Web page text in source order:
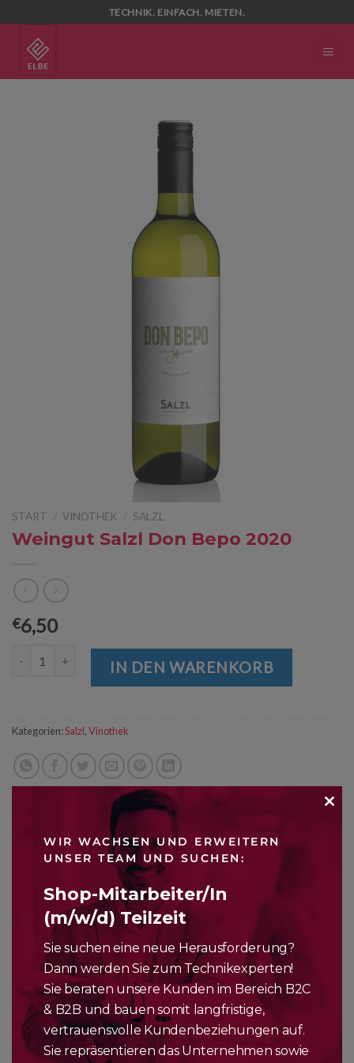
to
content
TECHNIK. EINFACH. MIETEN.
START / VINOTHEK / SALZL
Weingut Salzl Don Bepo 2020
€6,50
Weingut Salzl Don Bepo 2020 Menge
IN DEN WARENKORB
Kategorien:Salzl,Vinothek
BESCHREIBUNG
Frische, strahlend grünlich-gelbe Farbe; Herrlich fruchtig-
frische Nase nach grünem Apfel, Stachelbeeren, etwas
Maracuja, Grapefruit, Holunderblüten, an Erdbeer-Himbeer-
Sorbet erinnernd, feine Würze im Hintergrund; Am Gaumen
knackige Säure, frische Mineralik, animierendes Spiel,
fruchtige exotische Noten, Fruchtlimonade, schmeichelndes
Bouquet, fester Kern mit zarter Fruchtsüße und feiner
Kräuterwürze; Don Bepo ist ein hervorragender Begleiter zu
allen leichten Speisen, Fisch und hellen Fleischgerichten. Ein
WIR WACHSEN UND ERWEITERN
UNSER TEAM UND SUCHEN:
Shop-Mitarbeiter/In
(m/w/d) Teilzeit
Sie suchen eine neue Herausforderung?
Dann werden Sie zum Technikexperten!
Sie beraten unsere Kunden im Bereich B2C
& B2B und bauen somit langfristige,
vertrauensvolle Kundenbeziehungen auf.
Sie repräsentieren das Unternehmen sowie